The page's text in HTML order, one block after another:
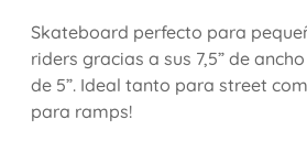
Skateboard perfecto para
riders gracias a sus 7,5” de
de 5”. Ideal tanto para street
para ramps!